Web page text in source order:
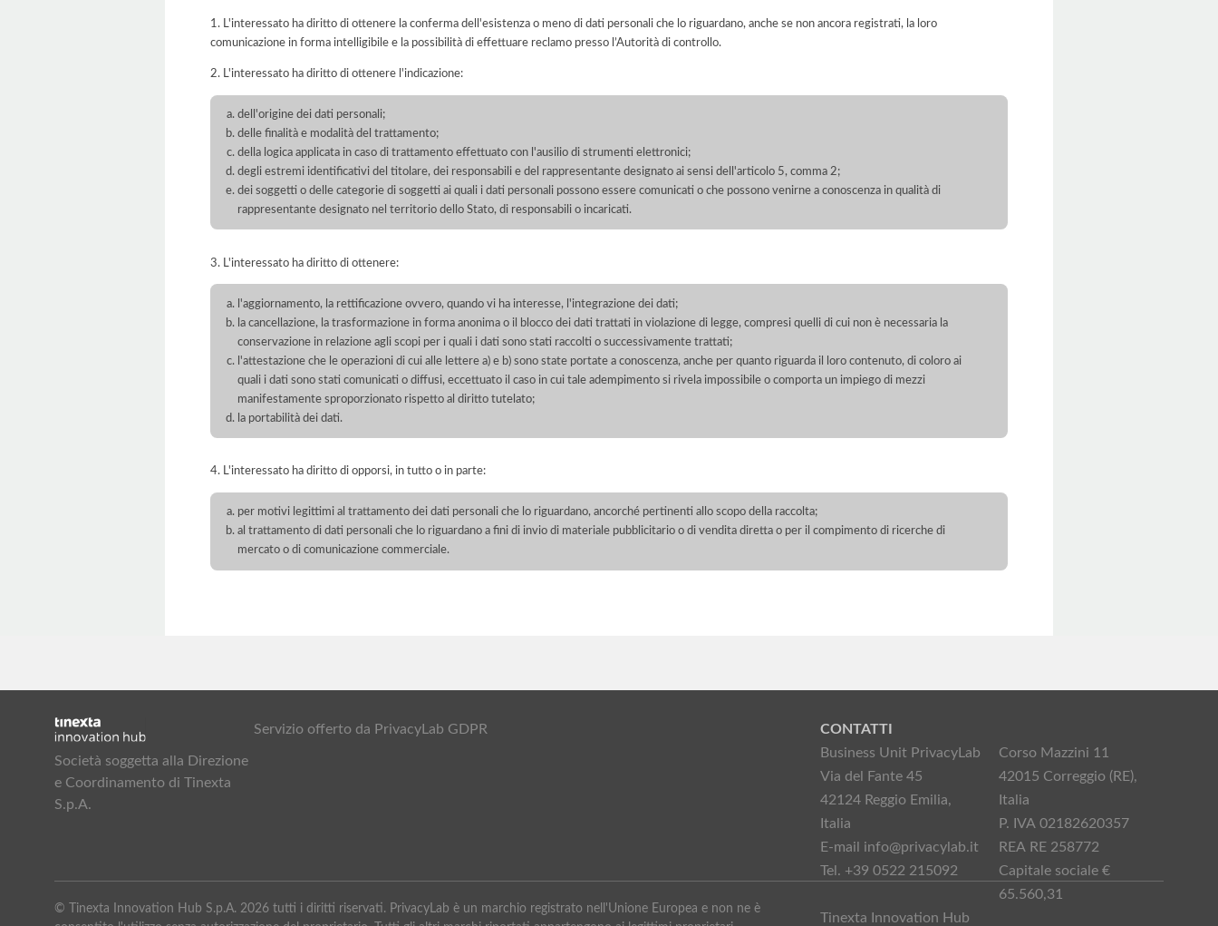
1. L'interessato ha diritto di ottenere la conferma dell'esistenza o meno di dati personali che lo riguardano, anche se non ancora registrati, la loro
comunicazione in forma intelligibile e la possibilità di effettuare reclamo presso l’Autorità di controllo.
2. L'interessato ha diritto di ottenere l'indicazione:
dell'origine dei dati personali;
delle finalità e modalità del trattamento;
della logica applicata in caso di trattamento effettuato con l'ausilio di strumenti elettronici;
degli estremi identificativi del titolare, dei responsabili e del rappresentante designato ai sensi dell'articolo 5, comma 2;
dei soggetti o delle categorie di soggetti ai quali i dati personali possono essere comunicati o che possono venirne a conoscenza in qualità di
rappresentante designato nel territorio dello Stato, di responsabili o incaricati.
3. L'interessato ha diritto di ottenere:
l'aggiornamento, la rettificazione ovvero, quando vi ha interesse, l'integrazione dei dati;
la cancellazione, la trasformazione in forma anonima o il blocco dei dati trattati in violazione di legge, compresi quelli di cui non è necessaria la
conservazione in relazione agli scopi per i quali i dati sono stati raccolti o successivamente trattati;
l'attestazione che le operazioni di cui alle lettere a) e b) sono state portate a conoscenza, anche per quanto riguarda il loro contenuto, di coloro ai
quali i dati sono stati comunicati o diffusi, eccettuato il caso in cui tale adempimento si rivela impossibile o comporta un impiego di mezzi
manifestamente sproporzionato rispetto al diritto tutelato;
la portabilità dei dati.
4. L'interessato ha diritto di opporsi, in tutto o in parte:
per motivi legittimi al trattamento dei dati personali che lo riguardano, ancorché pertinenti allo scopo della raccolta;
al trattamento di dati personali che lo riguardano a fini di invio di materiale pubblicitario o di vendita diretta o per il compimento di ricerche di
mercato o di comunicazione commerciale.
Società soggetta alla Direzione
e Coordinamento di Tinexta
S.p.A.
Servizio offerto da PrivacyLab GDPR
CONTATTI
Business Unit PrivacyLab
Via del Fante 45
42124 Reggio Emilia,
Italia
E-mail info@privacylab.it
Tel. +39 0522 215092
Tinexta Innovation Hub
Corso Mazzini 11
42015 Correggio (RE),
Italia
P. IVA 02182620357
REA RE 258772
Capitale sociale €
65.560,31
© Tinexta Innovation Hub S.p.A. 2026 tutti i diritti riservati. PrivacyLab è un marchio registrato nell'Unione Europea e non ne è